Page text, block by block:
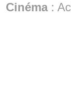
Cinéma: